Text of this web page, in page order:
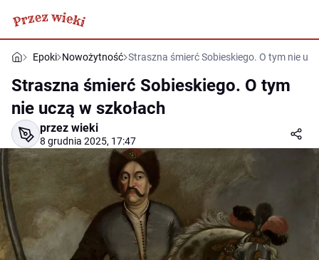
Epoki Nowożytność Straszna śmierć Sobieskiego. O tym nie
Straszna śmierć Sobieskiego. O tym
nie uczą w szkołach
przez wieki
8 grudnia 2025, 17:47